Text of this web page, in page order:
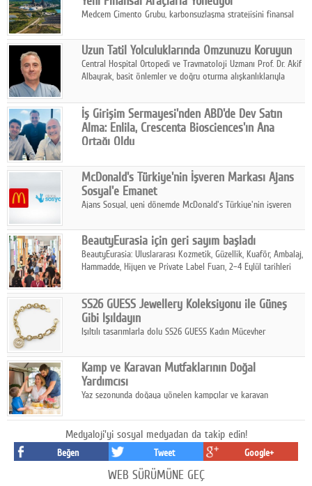
Medcem Çimento Grubu, karbonsuzlaşma stratejisini finansal
Uzun Tatil Yolculuklarında Omzunuzu Koruyun
Central Hospital Ortopedi ve Travmatoloji Uzmanı Prof. Dr. Akif
Albayrak, basit önlemler ve doğru oturma alışkanlıklarıyla
İş Girişim Sermayesi'nden ABD'de Dev Satın
Alma: Enlila, Crescenta Biosciences'ın Ana
Ortağı Oldu
stratejisini uluslararası ölçeğe taşıyan satın alma hamlesini
tamamladı.
McDonald's Türkiye'nin İşveren Markası Ajans
Sosyal'e Emanet
Ajans Sosyal, yeni dönemde McDonald's Türkiye'nin işveren
BeautyEurasia için geri sayım başladı
BeautyEurasia: Uluslararası Kozmetik, Güzellik, Kuaför, Ambalaj,
Hammadde, Hijyen ve Private Label Fuarı, 2–4 Eylül tarihleri
SS26 GUESS Jewellery Koleksiyonu ile Güneş
Gibi Işıldayın
Işıltılı tasarımlarla dolu SS26 GUESS Kadın Mücevher
dokunuşunu taşıyor.
Kamp ve Karavan Mutfaklarının Doğal
Yardımcısı
Yaz sezonunda doğaya yönelen kampçılar ve karavan
temizlik sağlayan, çevreye duyarlı bitkisel içerikli ürünleri tercih
ediyor.
Medyaloji'yi sosyal medyadan da takip edin!
Beğen Tweet Google+
WEB SÜRÜMÜNE GEÇ